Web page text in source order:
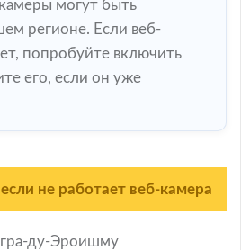
могут быть
регионе. Если веб-
попробуйте включить
его, если он уже
не работает веб-камера
ду-Эроишму